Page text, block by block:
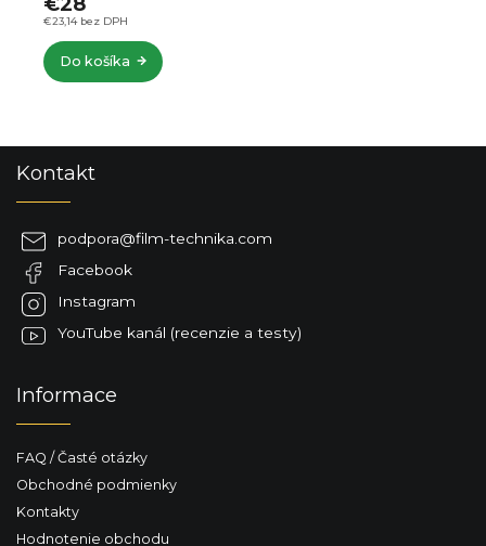
€23,14 bez DPH
Do košíka
Kontakt
podpora@film-technika.com
Facebook
Instagram
YouTube kanál (recenzie a testy)
Informace
FAQ / Časté otázky
Obchodné podmienky
Kontakty
Hodnotenie obchodu